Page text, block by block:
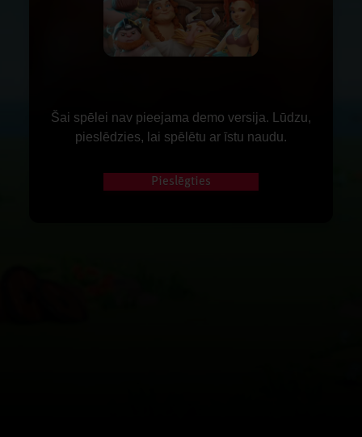
Šai spēlei nav pieejama demo versija. Lūdzu,
pieslēdzies, lai spēlētu ar īstu naudu.
Pieslēgties